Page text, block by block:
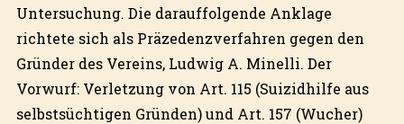
Untersuchung. Die darauffolgende Anklage
richtete sich als Präzedenzverfahren gegen den
Gründer des Vereins, Ludwig A. Minelli. Der
Vorwurf: Verletzung von Art. 115 (Suizidhilfe aus
selbstsüchtigen Gründen) und Art. 157 (Wucher)